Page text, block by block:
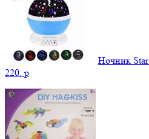
Ночник
220. p